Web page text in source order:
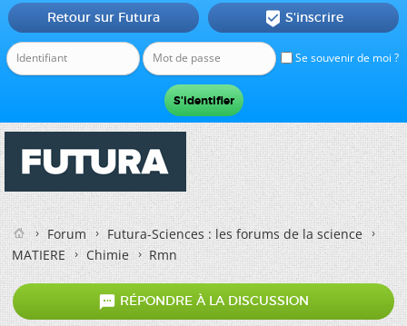
Se souvenir de moi ?
Retour sur Futura  S'inscrire
Forum
Futura-Sciences : les forums de la science
MATIERE
Chimie Rmn
 RÉPONDRE À LA DISCUSSION